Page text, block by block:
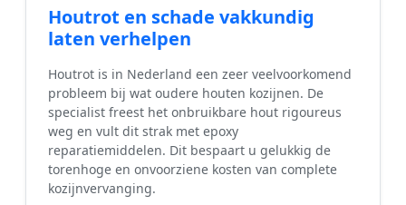
Houtrot en schade vakkundig
laten verhelpen
Houtrot is in Nederland een zeer veelvoorkomend
probleem bij wat oudere houten kozijnen. De
specialist freest het onbruikbare hout rigoureus
weg en vult dit strak met epoxy
reparatiemiddelen. Dit bespaart u gelukkig de
torenhoge en onvoorziene kosten van complete
kozijnvervanging.